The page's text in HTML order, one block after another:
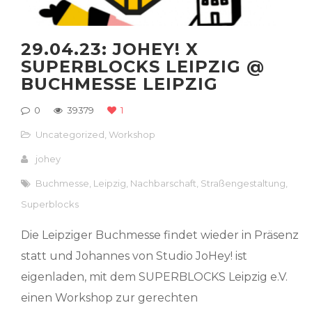
29.04.23: JOHEY! X
SUPERBLOCKS LEIPZIG @
BUCHMESSE LEIPZIG
0 39379 1
Uncategorized ,Workshop
johey
Buchmesse Leipzig Nachbarschaft Straßengestaltung
Superblocks
Die Leipziger Buchmesse findet wieder in Präsenz
statt und Johannes von Studio JoHey! ist
eigenladen, mit dem SUPERBLOCKS Leipzig e.V.
einen Workshop zur gerechten